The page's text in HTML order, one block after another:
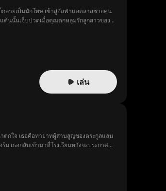
กลายเป็นนักโทษ เข้าสู่อัลฟ่าแอตลาสชายคน
ค้นนั้นเจ็บปวดเมื่อคุณตกหลุมรักลูกสาวของ
เล่น
ตกใจ เธอคือทายาทผู้สาบสูญของตระกูลแลน
เธอกลับเข้ามาที่โรงเรียนหวังจะประกาศ